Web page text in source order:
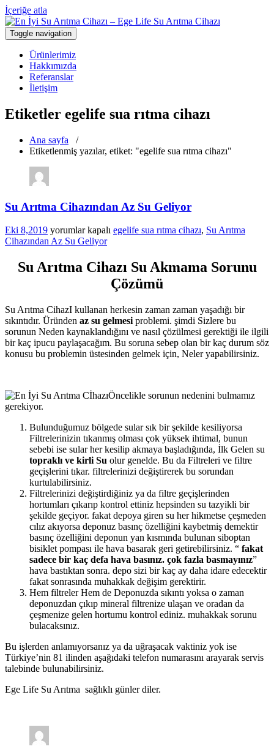
İçeriğe atla
En İyi Su Arıtma Cihazı – Ege Life Su
Arıtma Cihazı
Türkiye'nin En Güvenilir Markası Ege Life
Toggle navigation
Ürünlerimiz
Hakkımızda
Referanslar
İletişim
Etiketler egelife sua rıtma cihazı
Ana sayfa /
Etiketlenmiş yazılar, etiket: "egelife sua rıtma cihazı"
Su Arıtma Cihazından Az Su Geliyor
Eki 8,2019 Su
Arıtma
Az
Su
yorumlar kapalı egelife sua rıtma cihazı, Su Arıtma
Cihazından Az Su Geliyor
Su Arıtma Cihazı Su Akmama Sorunu
Çözümü
Su Arıtma CihazI kullanan herkesin zaman zaman yaşadığı bir
sıkıntıdır. Üründen az su gelmesi problemi. şimdi Sizlere bu
sorunun Neden kaynaklandığını ve nasıl çözülmesi gerektiği ile ilgili
bir kaç ipucu paylaşacağım. Bu soruna sebep olan bir kaç durum söz
konusu bu problemin üstesinden gelmek için, Neler yapabilirsiniz.
Öncelikle sorunun nedenini bulmamız
gerekiyor.
Bulunduğumuz bölgede sular sık bir şekilde kesiliyorsa
Filtrelerinizin tıkanmış olması çok yüksek ihtimal, bunun
sebebi ise sular her kesilip akmaya başladığında, İlk Gelen su
topraklı ve kirli Su olur genelde. Bu da Filtreleri ve filtre
geçişlerini tıkar. filtrelerinizi değiştirerek bu sorundan
kurtulabilirsiniz.
Filtrelerinizi değiştirdiğiniz ya da filtre geçişlerinden
hortumları çıkarıp kontrol ettiniz hepsinden su tazyikli bir
şekilde geçiyor. fakat depoya giren su her hikmetse çeşmeden
cılız akıyorsa deponuz basınç özelliğini kaybetmiş demektir
basınç özelliğini deponun yan kısmında bulunan siboptan
bisiklet pompası ile hava basarak geri getirebilirsiniz. “ fakat
sadece bir kaç defa hava basınız. çok fazla basmayınız”
hava bastıktan sonra. depo sizi bir kaç ay daha idare edecektir
fakat sonrasında muhakkak değişim gerektirir.
Hem filtreler Hem de Deponuzda sıkıntı yoksa o zaman
deponuzdan çıkıp mineral filtrenize ulaşan ve oradan da
çeşmenize gelen hortumu kontrol ediniz. muhakkak sorunu
bulacaksınız.
Bu işlerden anlamıyorsanız ya da uğraşacak vaktiniz yok ise
Türkiye’nin 81 ilinden aşağıdaki telefon numarasını arayarak servis
talebinde bulunabilirsiniz.
Ege Life Su Arıtma sağlıklı günler diler.